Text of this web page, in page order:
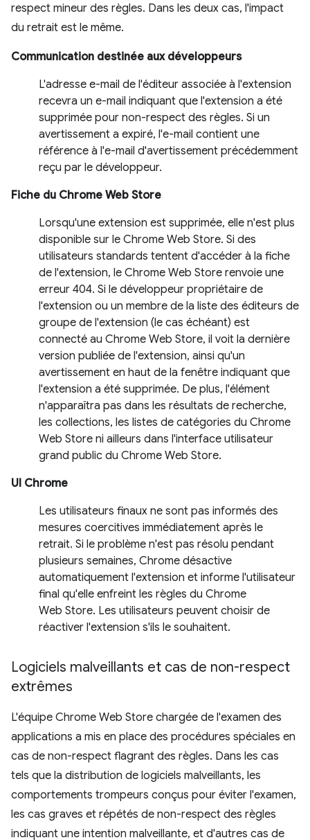
respect mineur des règles. Dans les deux cas, l'impact
du retrait est le même.
Communication destinée aux développeurs
L'adresse e-mail de l'éditeur associée à l'extension
recevra un e-mail indiquant que l'extension a été
supprimée pour non-respect des règles. Si un
avertissement a expiré, l'e-mail contient une
référence à l'e-mail d'avertissement précédemment
reçu par le développeur.
Fiche du Chrome Web Store
Lorsqu'une extension est supprimée, elle n'est plus
disponible sur le Chrome Web Store. Si des
utilisateurs standards tentent d'accéder à la fiche
de l'extension, le Chrome Web Store renvoie une
erreur 404. Si le développeur propriétaire de
l'extension ou un membre de la liste des éditeurs de
groupe de l'extension (le cas échéant) est
connecté au Chrome Web Store, il voit la dernière
version publiée de l'extension, ainsi qu'un
avertissement en haut de la fenêtre indiquant que
l'extension a été supprimée. De plus, l'élément
n'apparaîtra pas dans les résultats de recherche,
les collections, les listes de catégories du Chrome
Web Store ni ailleurs dans l'interface utilisateur
grand public du Chrome Web Store.
UI Chrome
Les utilisateurs finaux ne sont pas informés des
mesures coercitives immédiatement après le
retrait. Si le problème n'est pas résolu pendant
plusieurs semaines, Chrome désactive
automatiquement l'extension et informe l'utilisateur
final qu'elle enfreint les règles du Chrome
Web Store. Les utilisateurs peuvent choisir de
réactiver l'extension s'ils le souhaitent.
Logiciels malveillants et cas de non-respect
extrêmes
L'équipe Chrome Web Store chargée de l'examen des
applications a mis en place des procédures spéciales en
cas de non-respect flagrant des règles. Dans les cas
tels que la distribution de logiciels malveillants, les
comportements trompeurs conçus pour éviter l'examen,
les cas graves et répétés de non-respect des règles
indiquant une intention malveillante, et d'autres cas de